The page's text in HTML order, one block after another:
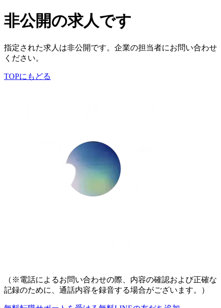
非公開の求人です
指定された求人は非公開です。企業の担当者にお問い合わせ
ください。
TOPにもどる
（※電話によるお問い合わせの際、内容の確認および正確な
記録のために、通話内容を録音する場合がございます。）